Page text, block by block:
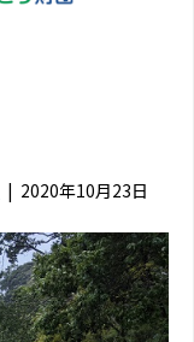
| 2020年10月23日